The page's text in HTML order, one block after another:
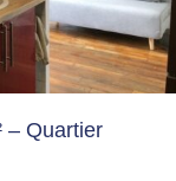
– Quartier